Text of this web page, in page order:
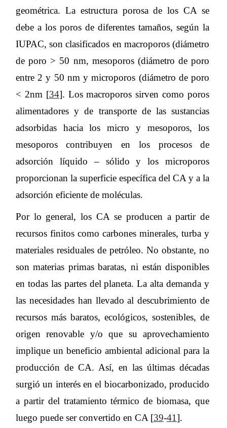
geométrica. La estructura porosa de los CA se
debe a los poros de diferentes tamaños, según la
IUPAC, son clasificados en macroporos (diámetro
de poro > 50 nm, mesoporos (diámetro de poro
entre 2 y 50 nm y microporos (diámetro de poro
< 2nm [34]. Los macroporos sirven como poros
alimentadores y de transporte de las sustancias
adsorbidas hacia los micro y mesoporos, los
mesoporos contribuyen en los procesos de
adsorción líquido – sólido y los microporos
proporcionan la superficie específica del CA y a la
adsorción eficiente de moléculas.
Por lo general, los CA se producen a partir de
recursos finitos como carbones minerales, turba y
materiales residuales de petróleo. No obstante, no
son materias primas baratas, ni están disponibles
en todas las partes del planeta. La alta demanda y
las necesidades han llevado al descubrimiento de
recursos más baratos, ecológicos, sostenibles, de
origen renovable y/o que su aprovechamiento
implique un beneficio ambiental adicional para la
producción de CA. Así, en las últimas décadas
surgió un interés en el biocarbonizado, producido
a partir del tratamiento térmico de biomasa, que
luego puede ser convertido en CA [39-41].